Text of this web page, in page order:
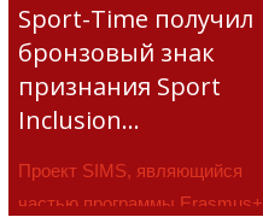
Sport-Time получил
бронзовый знак
признания Sport
Inclusion…
Проект SIMS, являющийся
частью программы Erasmus+